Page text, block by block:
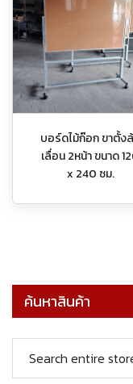
บอร์ดไม้ก๊อก ขาตั้ง
เลื่อน 2หน้า ขนาด
x 240 ซม.
ค้นหาสินค้า